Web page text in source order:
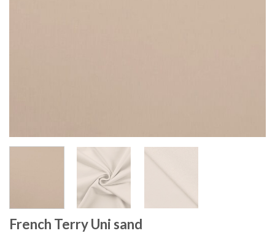
French Terry Uni sand